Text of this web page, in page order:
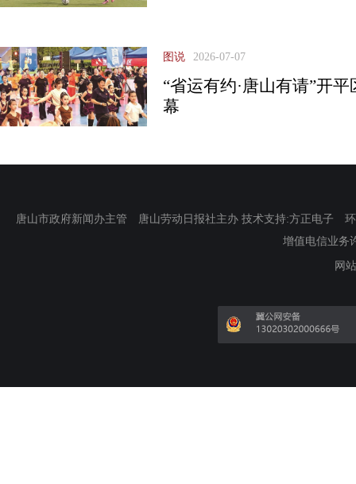
图说 2026-07-07
“省运有约·唐山有请”开
幕
唐山市政府新闻办主管 唐山劳动日报社主办 技术支持:方正电子
增值电信业务
网